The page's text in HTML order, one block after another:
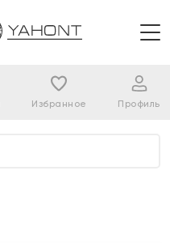
Избранное Профиль